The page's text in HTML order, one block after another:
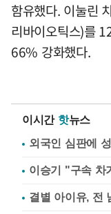
함유했다. 이눌린
리바이오틱스)를
66% 강화했다.
이시간 핫뉴스
외국인 심판에
이승기 "구속 차
결별 아이유, 전